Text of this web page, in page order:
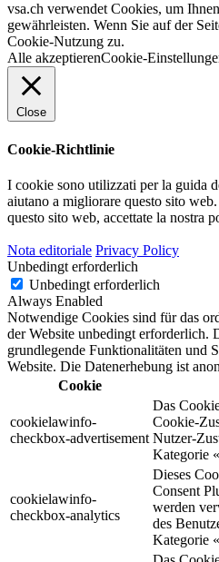
vsa.ch verwendet Cookies, um
gewährleisten. Wenn Sie auf der
Cookie-Nutzung zu.
Alle akzeptierenCookie-
Close
Cookie-Richtlinie
I cookie sono utilizzati per la guida
aiutano a migliorare questo sito web.
questo sito web, accettate la nostra
Nota editoriale Privacy Policy
Unbedingt erforderlich
Unbedingt erforderlich
Always Enabled
Notwendige Cookies sind für das
der Website unbedingt erforderlich.
grundlegende Funktionalitäten und
Website. Die Datenerhebung ist
Cookie
cookielawinfo-
checkbox-advertisement
Das
Cookie-
Nutzer-
Kategorie
cookielawinfo-
checkbox-analytics
Dieses
Consent
werden
des
Kategorie